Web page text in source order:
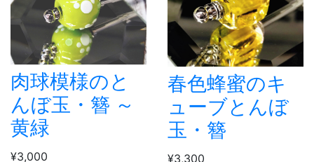
肉球模様のと
んぼ玉・簪 ～
黄緑
¥3,000
春色蜂蜜のキ
ューブとんぼ
玉・簪
¥3,300